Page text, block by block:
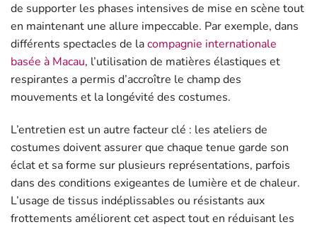
de supporter les phases intensives de mise en scène tout
en maintenant une allure impeccable. Par exemple, dans
différents spectacles de lacompagnie internationale
basée à Macau, l’utilisation de matières élastiques et
respirantes a permis d’accroître le champ des
mouvements et la longévité des costumes.
L’entretien est un autre facteur clé : les ateliers de
costumes doivent assurer que chaque tenue garde son
éclat et sa forme sur plusieurs représentations, parfois
dans des conditions exigeantes de lumière et de chaleur.
L’usage de tissus indéplissables ou résistants aux
frottements améliorent cet aspect tout en réduisant les